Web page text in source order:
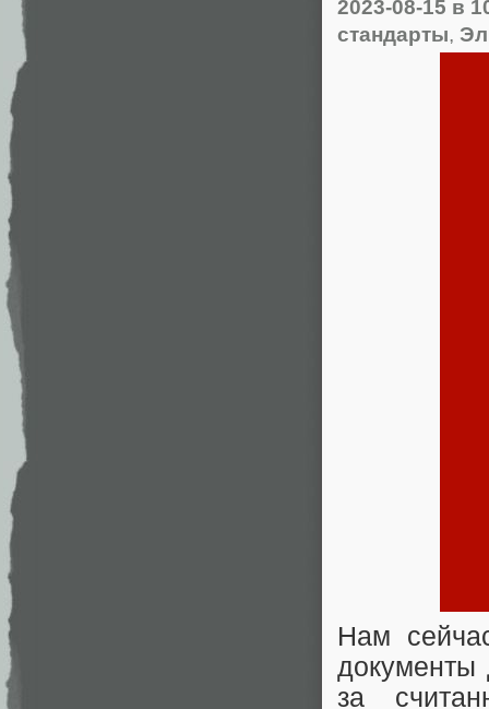
2023-08-15 в
стандарты,
Нам
документы
за